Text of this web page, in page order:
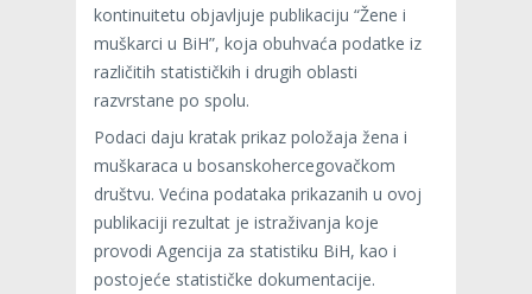
kontinuitetu objavljuje publikaciju “Žene i
muškarci u BiH”, koja obuhvaća podatke iz
različitih statističkih i drugih oblasti
razvrstane po spolu.
Podaci daju kratak prikaz položaja žena i
muškaraca u bosanskohercegovačkom
društvu. Većina podataka prikazanih u ovoj
publikaciji rezultat je istraživanja koje
provodi Agencija za statistiku BiH, kao i
postojeće statističke dokumentacije.